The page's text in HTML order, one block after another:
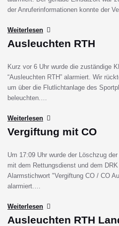
der Anruferinformationen konnte der
Weiterlesen
Ausleuchten RTH
Kurz vor 6 Uhr wurde die zuständige
“Ausleuchten RTH” alarmiert. Wir
um über die Flutlichtanlage des
beleuchten.…
Weiterlesen
Vergiftung mit CO
Um 17:09 Uhr wurde der Löschzug
mit dem Rettungsdienst und dem
Alarmstichwort "Vergiftung CO / CO
alarmiert.…
Weiterlesen
Ausleuchten RTH